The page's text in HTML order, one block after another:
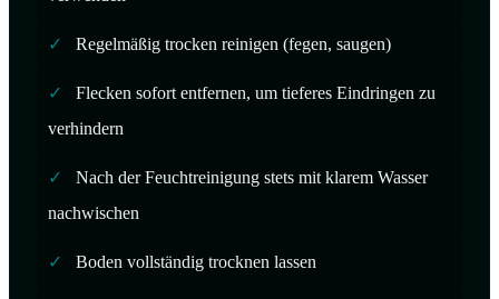
✓ Regelmäßig trocken reinigen (fegen, saugen)
✓
Flecken sofort entfernen, um tieferes Eindringen zu
verhindern
✓
Nach der Feuchtreinigung stets mit klarem Wasser
nachwischen
✓ Boden vollständig trocknen lassen